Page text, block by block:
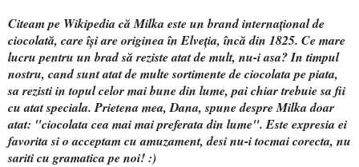
Citeam pe Wikipedia că Milka este un brand internațional de
ciocolată, care își are originea în Elveția, încă din 1825. Ce mare
lucru pentru un brad să reziste atat de mult, nu-i asa? In timpul
nostru, cand sunt atat de multe sortimente de ciocolata pe piata,
sa rezisti in topul celor mai bune din lume, pai chiar trebuie sa fii
cu atat speciala. Prietena mea, Dana, spune despre Milka doar
atat: "ciocolata cea mai mai preferata din lume". Este expresia ei
favorita si o acceptam cu amuzament, desi nu-i tocmai corecta, nu
sariti cu gramatica pe noi! :)